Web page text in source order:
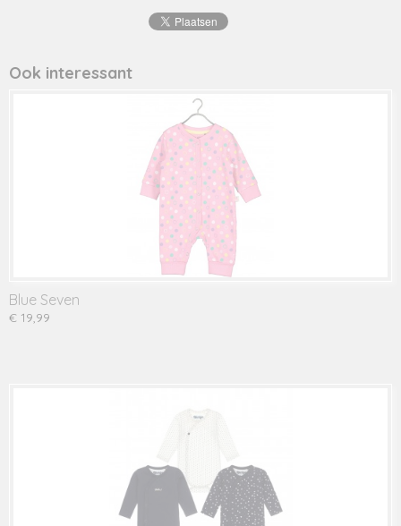
Productcode leverancier
Ook interessant
Blue Seven
€ 19,99